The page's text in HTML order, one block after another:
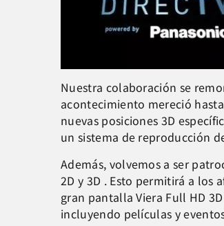
Nuestra colaboración se
acontecimiento mereció
nuevas posiciones 3D
un sistema de reproducción
Además, volvemos a ser
2D y 3D . Esto permitirá a
gran pantalla Viera Full HD
incluyendo películas y